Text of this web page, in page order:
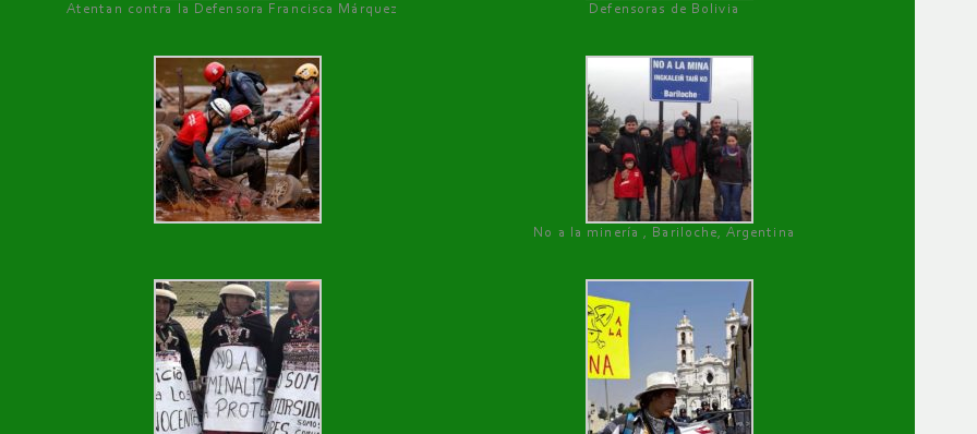
Atentan contra la Defensora Francisca Márquez Defensoras de Bolivia
No a la minería , Bariloche, Argentina